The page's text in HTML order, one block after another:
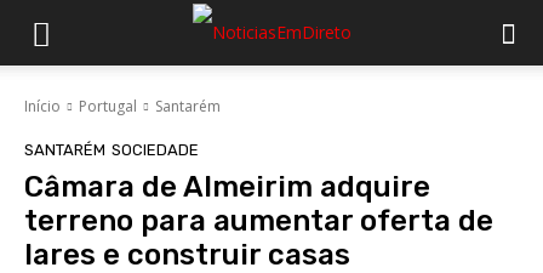
Início Portugal Santarém
SANTARÉM SOCIEDADE
Câmara de Almeirim adquire
terreno para aumentar oferta de
lares e construir casas